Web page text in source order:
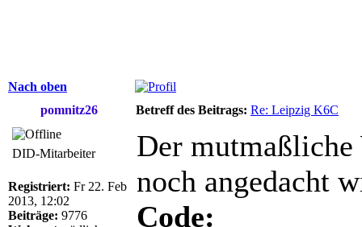
Nach oben
pomnitz26
Betreff des Beitrags: Re: Leipzig K6C
DID-Mitarbeiter
Registriert: Fr 22. Feb
2013, 12:02
Beiträge: 9776
Der mutmaßliche
noch angedacht
Code: